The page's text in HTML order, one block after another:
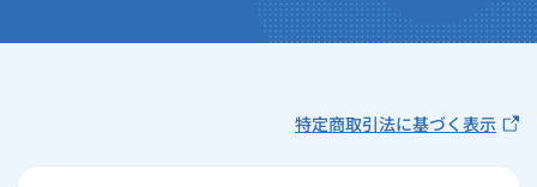
くらしのサービス
特定商取引法に基づく表示